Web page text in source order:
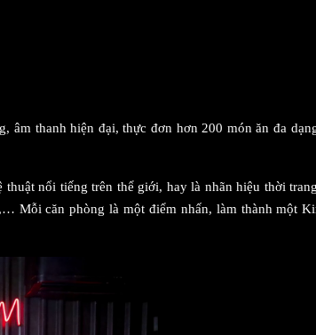
thanh hiện đại, thực đơn hơn 200 món ăn đa
nổi tiếng trên thể giới, hay là nhãn hiệu thời
Mỗi căn phòng là một điểm nhấn, làm thành một